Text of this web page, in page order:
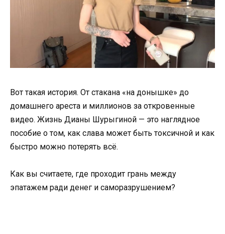
Вот такая история. От стакана «на донышке» до
домашнего ареста и миллионов за откровенные
видео. Жизнь Дианы Шурыгиной — это наглядное
пособие о том, как слава может быть токсичной и как
быстро можно потерять всё.
Как вы считаете, где проходит грань между
эпатажем ради денег и саморазрушением?